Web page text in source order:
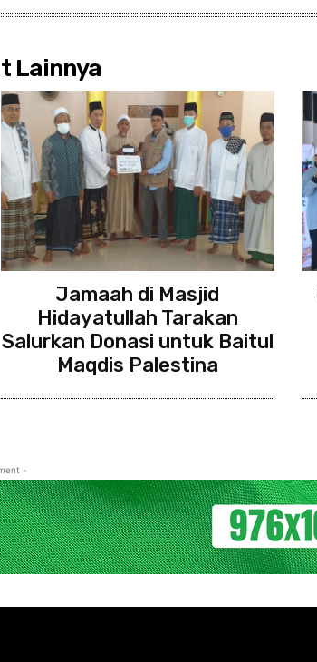
Lainnya
Jamaah di Masjid
Hidayatullah Tarakan
Salurkan Donasi untuk Baitul
Maqdis Palestina
-